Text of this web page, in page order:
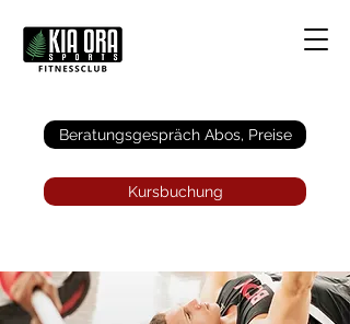
Beratungsgespräch Abos, Preise
Kursbuchung